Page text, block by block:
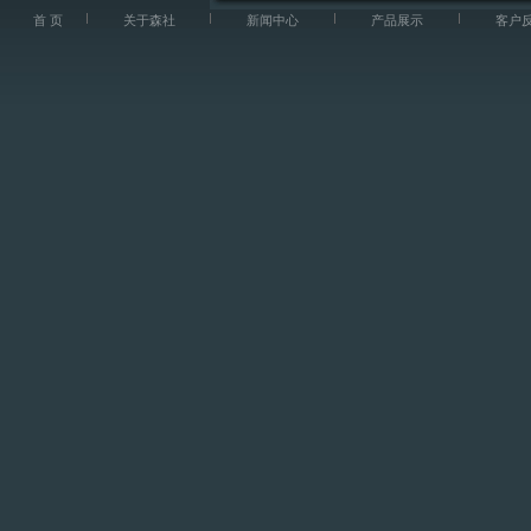
首 页 关于森社 新闻中心 产品展示 客户